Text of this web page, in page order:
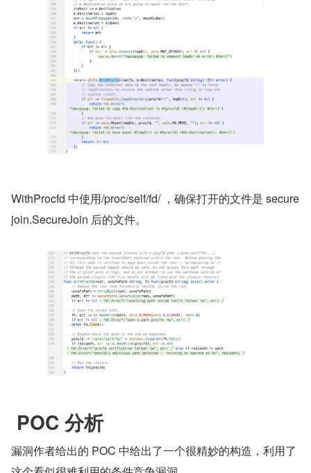
WithProcfd 中使用/proc/self/fd/ ，确保打开的文件是 secure
join.SecureJoin 后的文件。
POC 分析
漏洞作者给出的 POC 中给出了一个很精妙的构造，利用了